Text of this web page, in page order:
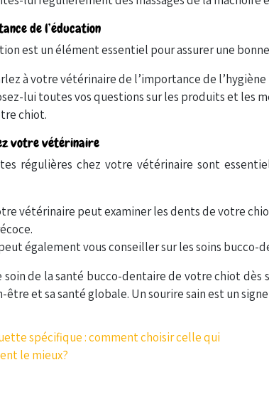
de l’éducation
est un élément essentiel pour assurer une
à votre vétérinaire de l’importance de
lui toutes vos questions sur les produits et les
chiot.
votre vétérinaire
régulières chez votre vétérinaire sont
vétérinaire peut examiner les dents de votre
également vous conseiller sur les soins bucco-
soin de la santé bucco-dentaire de votre chiot dès
être et sa santé globale. Un sourire sain est un
spécifique : comment choisir celle qui
le mieux?